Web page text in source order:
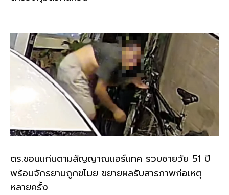
ตร.ขอนแก่นตามสัญญาณแอร์แทค รวบชายวัย 51 ปี
พร้อมจักรยานถูกขโมย ขยายผลรับสารภาพก่อเหตุ
หลายครั้ง